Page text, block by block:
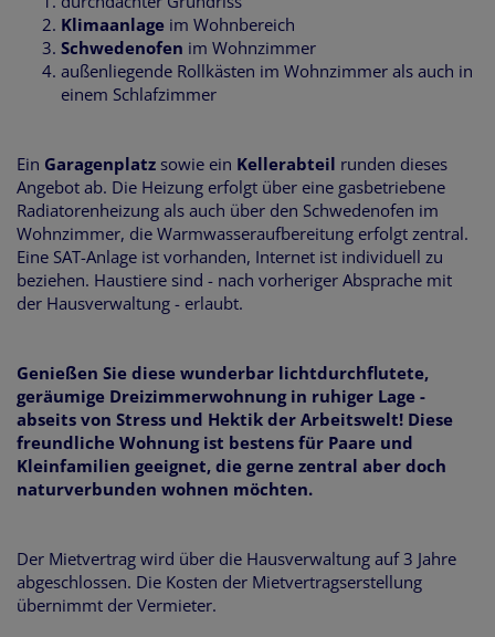
Klimaanlage im Wohnbereich
Schwedenofen im Wohnzimmer
außenliegende Rollkästen im Wohnzimmer als auch in
einem Schlafzimmer
Ein Garagenplatz sowie ein Kellerabteil runden dieses
Angebot ab. Die Heizung erfolgt über eine gasbetriebene
Radiatorenheizung als auch über den Schwedenofen im
Wohnzimmer, die Warmwasseraufbereitung erfolgt zentral.
Eine SAT-Anlage ist vorhanden, Internet ist individuell zu
beziehen. Haustiere sind - nach vorheriger Absprache mit
der Hausverwaltung - erlaubt.
Genießen Sie diese wunderbar lichtdurchflutete,
geräumige Dreizimmerwohnung in ruhiger Lage -
abseits von Stress und Hektik der Arbeitswelt! Diese
freundliche Wohnung ist bestens für Paare und
Kleinfamilien geeignet, die gerne zentral aber doch
naturverbunden wohnen möchten.
Der Mietvertrag wird über die Hausverwaltung auf 3 Jahre
abgeschlossen. Die Kosten der Mietvertragserstellung
übernimmt der Vermieter.